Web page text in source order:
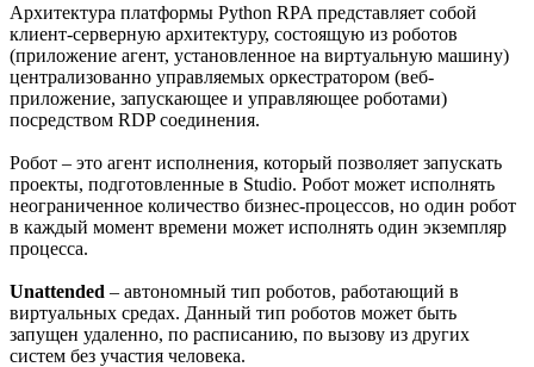
Архитектура платформы Python RPA представляет собой
клиент-серверную архитектуру, состоящую из роботов
(приложение агент, установленное на виртуальную машину)
централизованно управляемых оркестратором (веб-
приложение, запускающее и управляющее роботами)
посредством RDP соединения.
Робот – это агент исполнения, который позволяет запускать
проекты, подготовленные в Studio. Робот может исполнять
неограниченное количество бизнес-процессов, но один робот
в каждый момент времени может исполнять один экземпляр
процесса.
Unattended – автономный тип роботов, работающий в
виртуальных средах. Данный тип роботов может быть
запущен удаленно, по расписанию, по вызову из других
систем без участия человека.